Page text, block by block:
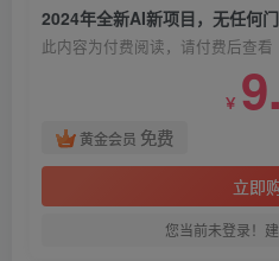
此内容为付费阅读，请付费后查看
￥
黄金会员 免费
立即
您当前未登录！